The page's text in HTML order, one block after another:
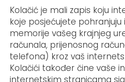
Kolačić je mali zapis koju
koje posjećujete pohranjuju
memorije vašeg krajnjeg
računala, prijenosnog
telefona) kroz vaš
Kolačići također čine vaše
internetskim stranicama